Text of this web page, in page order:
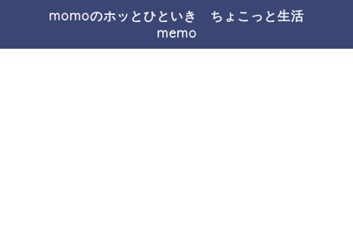
momoのホッとひといき ちょこっと生活
memo